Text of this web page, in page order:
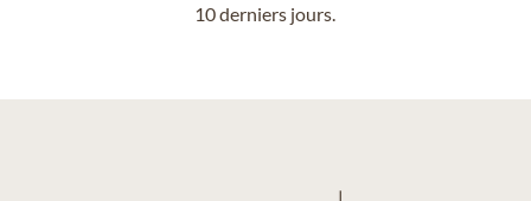
10 derniers jours.